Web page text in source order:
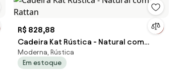
R$ 828,88
Cadeira Kat Rústica - Natural com
Rattan
Moderna, Rústica
Em estoque